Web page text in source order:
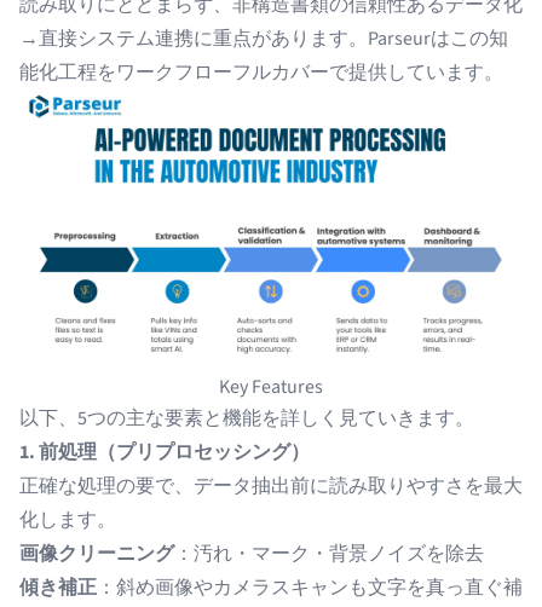
→直接システム連携に重点があります。Parseurはこの知
能化工程をワークフローフルカバーで提供しています。
Key Features
以下、5つの主な要素と機能を詳しく見ていきます。
1. 前処理（プリプロセッシング）
正確な処理の要で、データ抽出前に読み取りやすさを最大
化します。
画像クリーニング：汚れ・マーク・背景ノイズを除去
傾き補正 ：斜め画像やカメラスキャンも文字を真っ直ぐ補